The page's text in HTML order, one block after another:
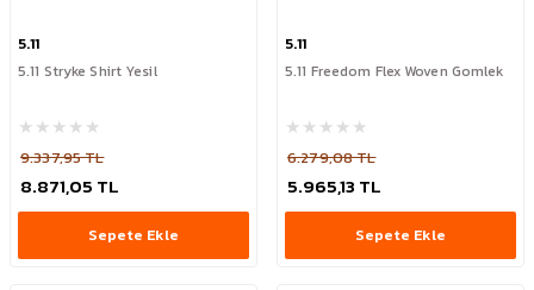
5.11
5.11 Stryke Shirt Yesil
9.337,95 TL
8.871,05 TL
Sepete Ekle
5.11
5.11 Freedom Flex Woven Gomlek
6.279,08 TL
5.965,13 TL
Sepete Ekle